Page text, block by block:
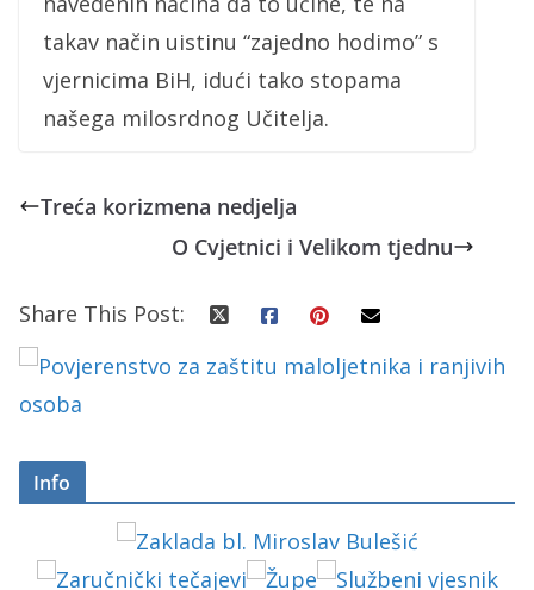
takav način uistinu “zajedno hodimo” s
vjernicima BiH, idući tako stopama
našega milosrdnog Učitelja.
Treća korizmena nedjelja
O Cvjetnici i Velikom tjednu
Share This Post:
Info